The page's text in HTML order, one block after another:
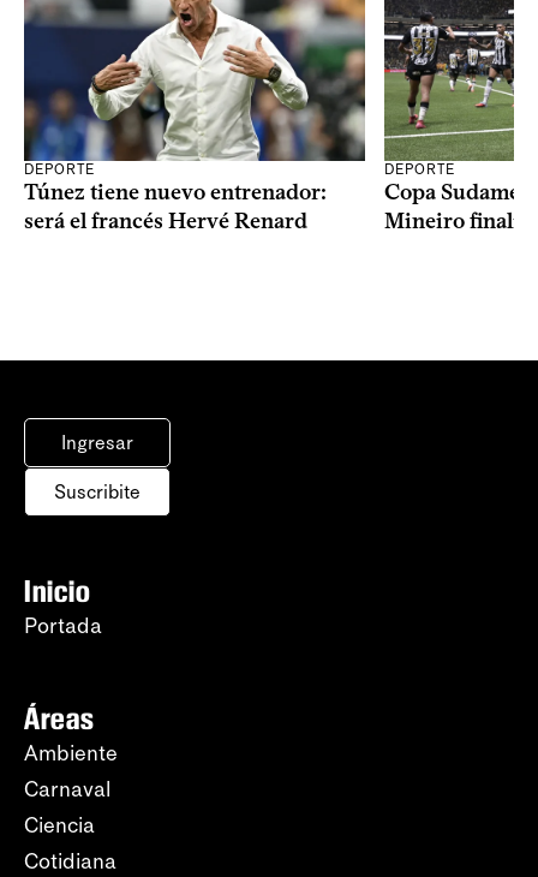
DEPORTE
Túnez tiene nuevo entrenador:
será el francés Hervé Renard
DEPORTE
Copa
Mineiro
Ingresar
Suscribite
Inicio
Portada
Áreas
Ambiente
Carnaval
Ciencia
Cotidiana